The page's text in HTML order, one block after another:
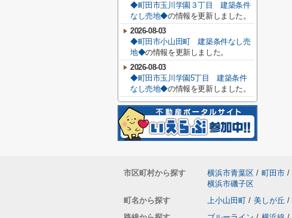
◆町田市玉川学園３丁目 建築条件
なし売地◆の情報を更新しました。
2026-08-03
◆町田市小山田町 建築条件なし売
地◆の情報を更新しました。
2026-08-03
◆町田市玉川学園5丁目 建築条件
なし売地◆の情報を更新しました。
市区町村から探す 横浜市青葉区 / 町田市 /
横浜市磯子区
町名から探す
上小山田町 / 美しが丘 /